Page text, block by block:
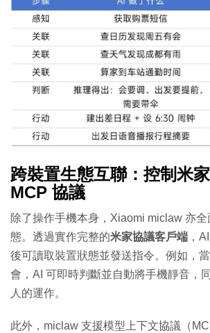
跨裝置生態互聯：控制米
MCP 協議
除了操作手機本身，Xiaomi miclaw 亦
態。透過實作完整的米家協議客戶端 ，
後可讀取裝置狀態並發送指令。例如，
會，AI 可即時判斷並自動將手機靜音，
人的運作。
此外，miclaw 支援模型上下文協議（